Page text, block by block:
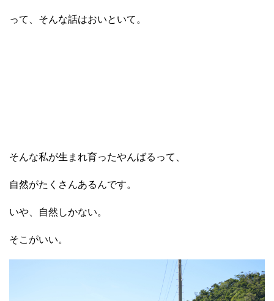
って、そんな話はおいといて。
そんな私が生まれ育ったやんばるって、
自然がたくさんあるんです。
いや、自然しかない。
そこがいい。